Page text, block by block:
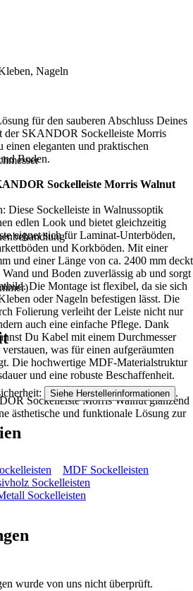
Nageln
für den sauberen Abschluss Deines
der SKANDOR Sockelleiste Morris
eleganten und praktischen
Boden.
Sockelleiste Morris Walnut
Diese Sockelleiste in Walnussoptik
edlen Look und bietet gleichzeitig
eignet sich für Laminat-Unterböden,
und Korkböden. Mit einer
und einer Länge von ca. 2400 mm deckt
und Boden zuverlässig ab und sorgt
Die Montage ist flexibel, da sie sich
oder Nageln befestigen lässt. Die
Folierung verleiht der Leiste nicht nur
auch eine einfache Pflege. Dank
Du Kabel mit einem Durchmesser
was für einen aufgeräumten
Die hochwertige MDF-Materialstruktur
und eine robuste Beschaffenheit.
Sockelleiste Morris Walnut glänzend
ästhetische und funktionale Lösung zur
Siehe Herstellerinformationen .
MDF Sockelleisten
Sockelleisten
Sockelleisten
wurde von uns nicht überprüft.